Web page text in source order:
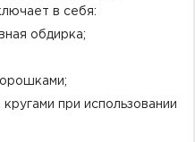
в себя:
обдирка;
при использовании